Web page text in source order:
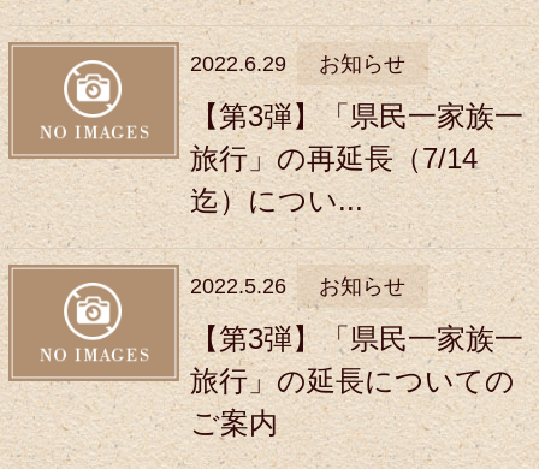
2022.6.29 お知らせ
【第3弾】「県民一家族一
旅行」の再延長（7/14
迄）につい...
2022.5.26 お知らせ
【第3弾】「県民一家族一
旅行」の延長についての
ご案内